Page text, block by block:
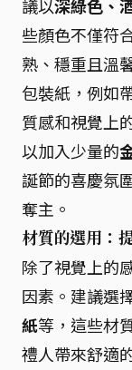
議以深綠色、
些顏色不僅符
熟、穩重且溫
包裝紙，例如
質感和視覺上
以加入少量的
誕節的喜慶氛
奪主。
材質的選用：
除了視覺上的
因素。建議選
紙等，這些材
禮人帶來舒適